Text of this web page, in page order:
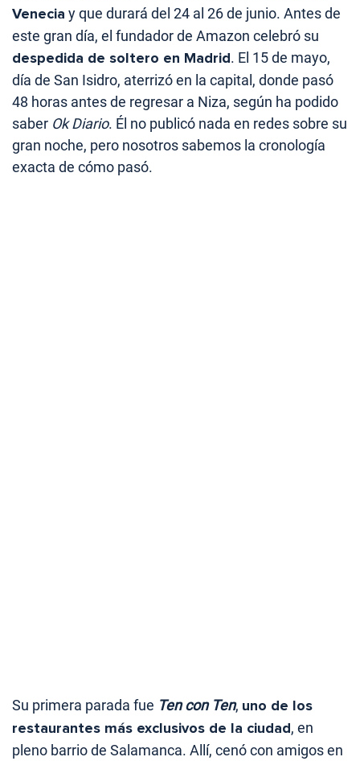
Venecia y que durará del 24 al 26 de junio. Antes de
este gran día, el fundador de Amazon celebró su
despedida de soltero en Madrid. El 15 de mayo,
día de San Isidro, aterrizó en la capital, donde pasó
48 horas antes de regresar a Niza, según ha podido
saber Ok Diario. Él no publicó nada en redes sobre su
gran noche, pero nosotros sabemos la cronología
exacta de cómo pasó.
Su primera parada fue Ten con Ten, uno de los
restaurantes más exclusivos de la ciudad, en
pleno barrio de Salamanca. Allí, cenó con amigos en